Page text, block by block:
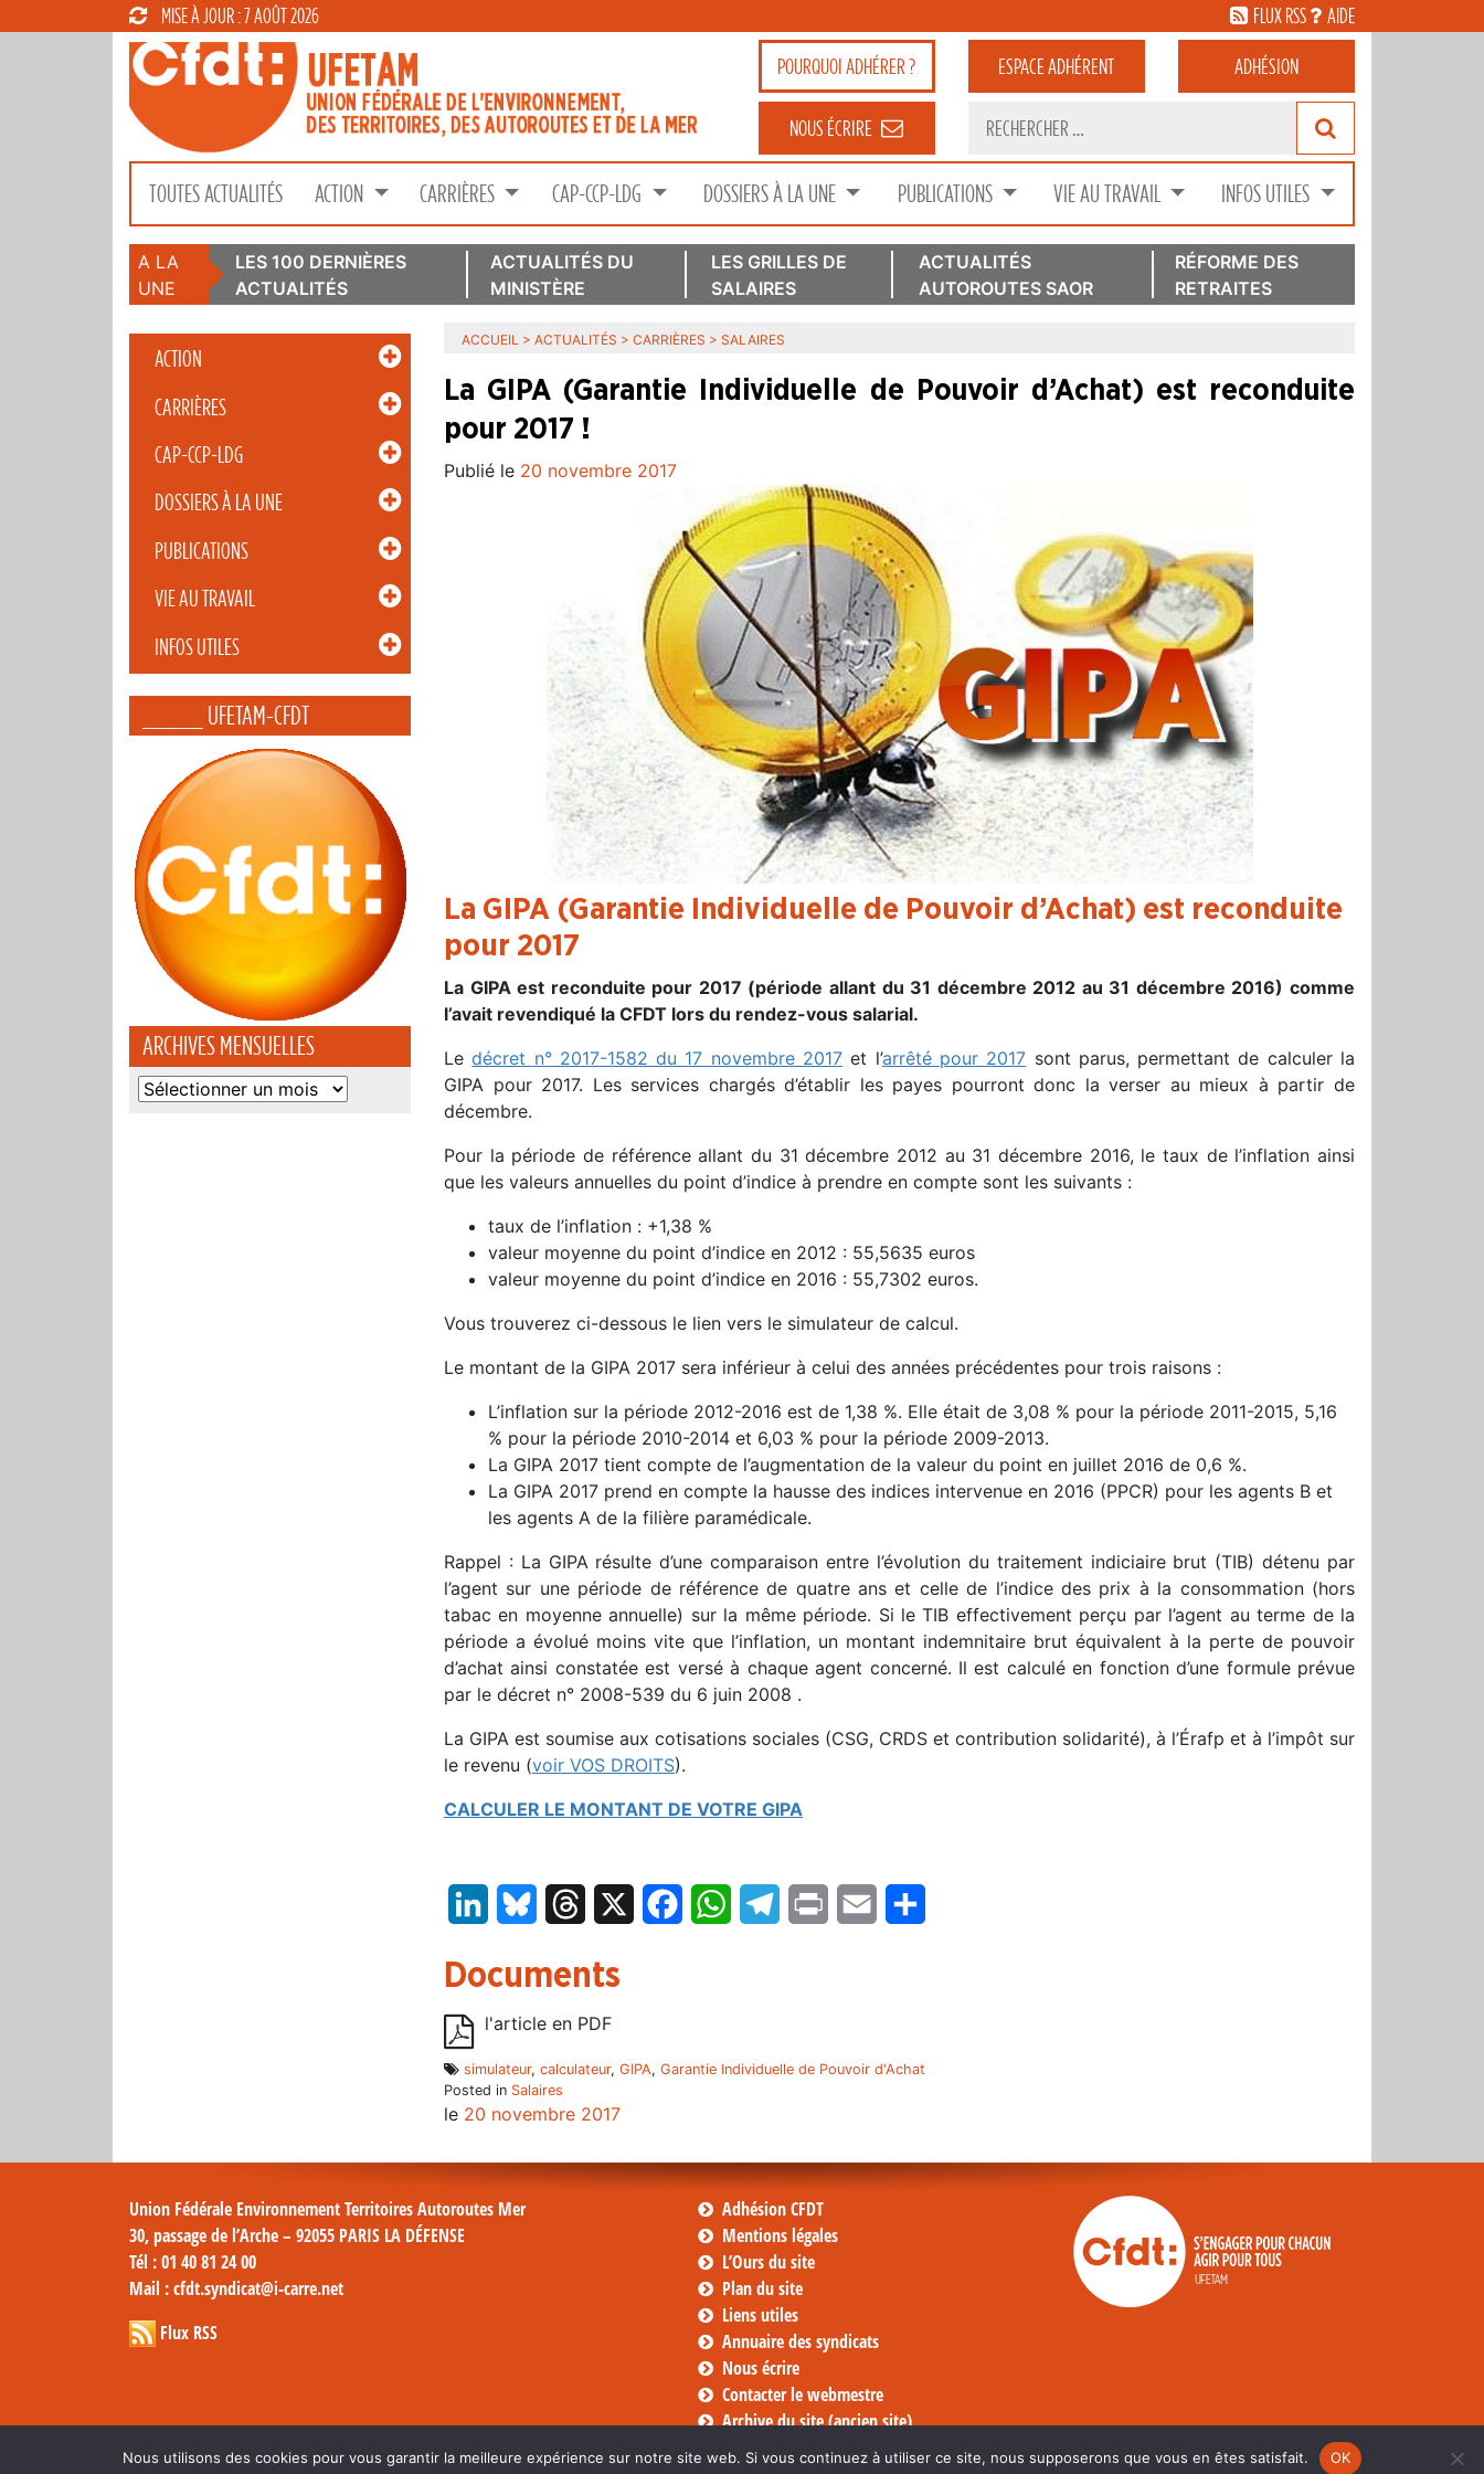
MISE À JOUR : 7 AOÛT 2026 FLUX RSS AIDE
POURQUOIADHÉRER ? ESPACEADHÉRENT ADHÉSION
NOUS ÉCRIRE
TOUTES ACTUALITÉS ACTION CARRIÈRES CAP-CCP-LDG DOSSIERS À LA UNE PUBLICATIONS VIE AU TRAVAIL INFOS UTILES
A LA
UNE
LES 100 DERNIÈRES
ACTUALITÉS
ACTUALITÉS DU
MINISTÈRE
LES GRILLES DE
SALAIRES
ACTUALITÉS
AUTOROUTES SAOR
RÉFORME DES
RETRAITES
ACTION
CARRIÈRES
CAP-CCP-LDG
DOSSIERS À LA UNE
PUBLICATIONS
VIE AU TRAVAIL
INFOS UTILES
_____ UFETAM-CFDT
ARCHIVES MENSUELLES
Archives
ACCUEIL > ACTUALITÉS > CARRIÈRES > SALAIRES
La GIPA (Garantie Individuelle de Pouvoir d’Achat) est reconduite
pour 2017 !
Publié le 20 novembre 2017
La GIPA (Garantie Individuelle de Pouvoir d’Achat) est reconduite
pour 2017
La GIPA est reconduite pour 2017 (période allant du 31 décembre 2012 au 31 décembre 2016) comme
l’avait revendiqué la CFDT lors du rendez-vous salarial.
Ledécret n° 2017-1582 du 17 novembre 2017 et l’arrêté pour 2017 sont parus, permettant de calculer la
GIPA pour 2017. Les services chargés d’établir les payes pourront donc la verser au mieux à partir de
décembre.
Pour la période de référence allant du 31 décembre 2012 au 31 décembre 2016, le taux de l’inflation ainsi
que les valeurs annuelles du point d’indice à prendre en compte sont les suivants :
taux de l’inflation : +1,38 %
valeur moyenne du point d’indice en 2012 : 55,5635 euros
valeur moyenne du point d’indice en 2016 : 55,7302 euros.
Vous trouverez ci-dessous le lien vers le simulateur de calcul.
Le montant de la GIPA 2017 sera inférieur à celui des années précédentes pour trois raisons :
L’inflation sur la période 2012-2016 est de 1,38 %. Elle était de 3,08 % pour la période 2011-2015, 5,16
% pour la période 2010-2014 et 6,03 % pour la période 2009-2013.
La GIPA 2017 tient compte de l’augmentation de la valeur du point en juillet 2016 de 0,6 %.
La GIPA 2017 prend en compte la hausse des indices intervenue en 2016 (PPCR) pour les agents B et
les agents A de la filière paramédicale.
Rappel : La GIPA résulte d’une comparaison entre l’évolution du traitement indiciaire brut (TIB) détenu par
l’agent sur une période de référence de quatre ans et celle de l’indice des prix à la consommation (hors
tabac en moyenne annuelle) sur la même période. Si le TIB effectivement perçu par l’agent au terme de la
période a évolué moins vite que l’inflation, un montant indemnitaire brut équivalent à la perte de pouvoir
d’achat ainsi constatée est versé à chaque agent concerné. Il est calculé en fonction d’une formule prévue
par le décret n° 2008-539 du 6 juin 2008 .
La GIPA est soumise aux cotisations sociales (CSG, CRDS et contribution solidarité), à l’Érafp et à l’impôt sur
le revenu (voir VOS DROITS).
CALCULER LE MONTANT DE VOTRE GIPA
LinkedInBluesky Threads FacebookWhatsAppTelegram
Print Email
Documents
l'article en PDF
simulateur, calculateur, GIPA, Garantie Individuelle de Pouvoir d'Achat
Posted in Salaires
le 20 novembre 2017
Union Fédérale Environnement Territoires Autoroutes Mer
30, passage de l’Arche – 92055 PARIS LA DÉFENSE
Tél : 01 40 81 24 00
Mail : cfdt.syndicat@i-carre.net
Flux RSS
Adhésion CFDT
Mentions légales
L’Ours du site
Plan du site
Liens utiles
Annuaire des syndicats
Nous écrire
Contacter le webmestre
Archive du site (ancien site)
Nous utilisons des cookies pour vous garantir la meilleure expérience sur notre site web. Si vous continuez à utiliser ce site, nous supposerons que vous en êtes satisfait. OK